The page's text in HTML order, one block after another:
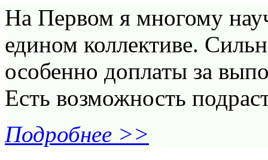
На Первом я многому
едином коллективе.
особенно доплаты за
Есть возможность
Подробнее >>